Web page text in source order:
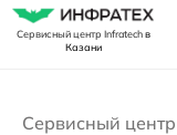
Сервисный центр Infratechв
Казани
Сервисный